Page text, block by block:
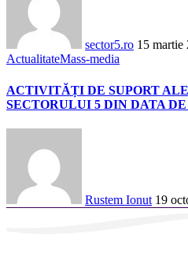
sector5.ro 15 martie
ActualitateMass-media
ACTIVITĂȚI DE SUPORT
SECTORULUI 5 DIN DATA
Rustem Ionut 19